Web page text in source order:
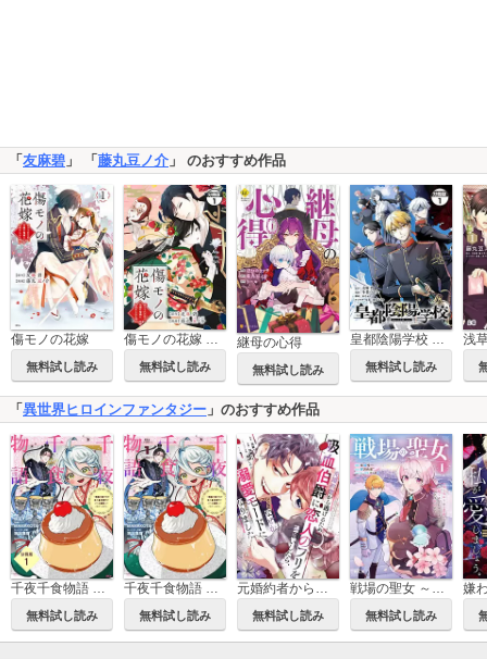
「友麻碧 」 「藤丸豆ノ介 」 のおすすめ作品
傷モノの花嫁
無料試し読み
傷モノの花嫁 分冊版
無料試し読み
継母の心得
無料試し読み
皇都陰陽学校 傷モノの花嫁 外伝 分冊版
無料試し読み
「異世界ヒロインファンタジー 」のおすすめ作品
千夜千食物語 ～敗国の姫ですが氷の皇子殿下がどうも溺愛してくれています～ 分冊版
無料試し読み
千夜千食物語 ～敗国の姫ですが氷の皇子殿下がどうも溺愛してくれています～
無料試し読み
元婚約者から逃げるため吸血伯爵に恋人のフリをお願いしたら、なぜか溺愛モードになりました
無料試し読み
戦場の聖女 ～妹の代わりに公爵騎士に嫁ぐことになりましたが、今は幸せです～
無料試し読み